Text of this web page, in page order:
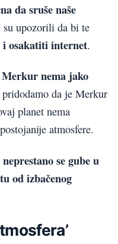
da sruše naše
su upozorili da bi te
i osakatiti internet.
Merkur nema jako
da je Merkur
planet nema
atmosfere.
se gube u
od izbačenog